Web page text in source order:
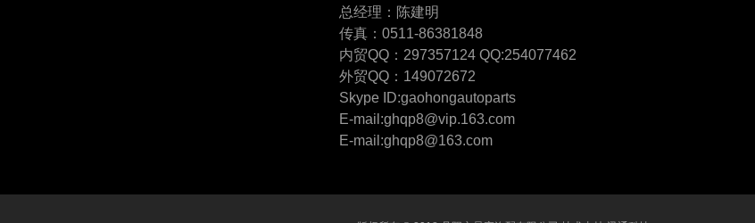
总经理：陈建明
传真：0511-86381848
内贸QQ：297357124 QQ:254077462
外贸QQ：149072672
Skype ID:gaohongautoparts
E-mail:ghqp8@vip.163.com
E-mail:ghqp8@163.com